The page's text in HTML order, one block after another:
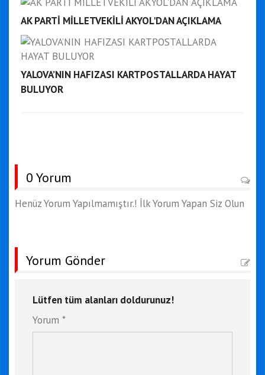
AK PARTİ MİLLETVEKİLİ AKYOL'DAN AÇIKLAMA
YALOVA’NIN HAFIZASI KARTPOSTALLARDA HAYAT
BULUYOR
0 Yorum
Henüz Yorum Yapılmamıştır.! İlk Yorum Yapan Siz Olun
Yorum Gönder
Lütfen tüm alanları doldurunuz!
Yorum *